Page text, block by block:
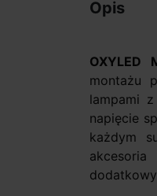
Opis
OXYLED
montażu
lampami
napięcie
każdym